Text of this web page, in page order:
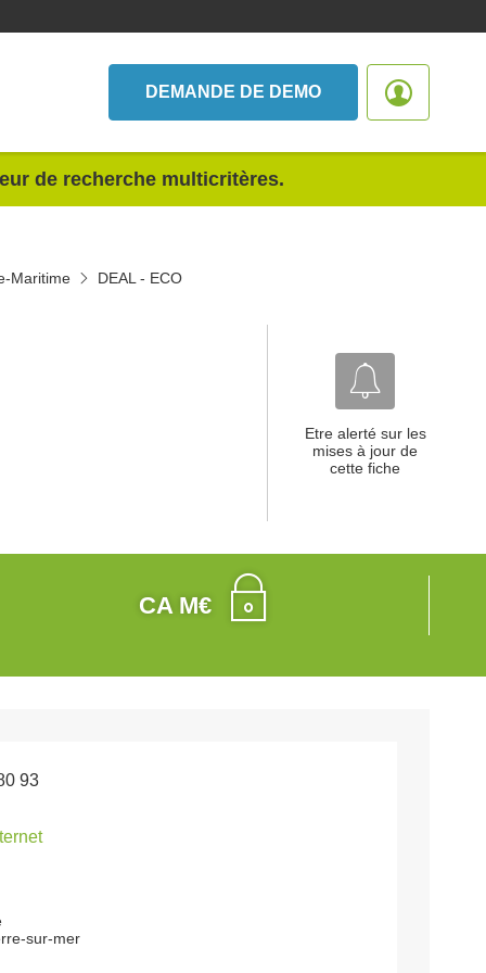
DEMANDE DE DEMO
de recherche multicritères.
Maritime DEAL - ECO
Etre alerté sur les
mises à jour de
cette fiche
CA M€
93
sur-mer